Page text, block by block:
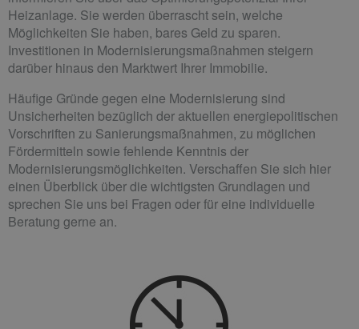
Heizanlage. Sie werden überrascht sein, welche
Möglichkeiten Sie haben, bares Geld zu sparen.
Investitionen in Modernisierungs­maßnahmen steigern
darüber hinaus den Marktwert Ihrer Immobilie.
Häufige Gründe gegen eine Modernisierung sind
Unsicherheiten bezüglich der aktuellen energiepolitischen
Vorschriften zu Sanierungsmaßnahmen, zu möglichen
Fördermitteln sowie fehlende Kenntnis der
Modernisierungsmöglichkeiten. Verschaffen Sie sich hier
einen Überblick über die wichtigsten Grundlagen und
sprechen Sie uns bei Fragen oder für eine individuelle
Beratung gerne an.